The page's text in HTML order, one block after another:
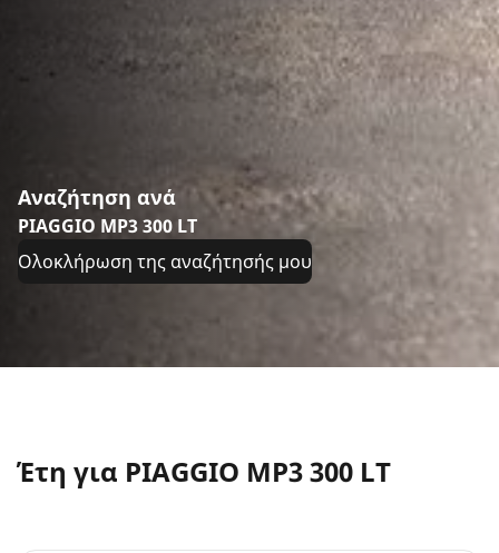
Αναζήτηση ανά
PIAGGIO MP3 300 LT
Ολοκλήρωση της αναζήτησής μου
Έτη για PIAGGIO MP3 300 LT